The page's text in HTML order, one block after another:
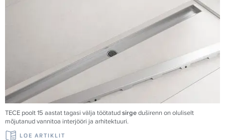
TECE poolt 15 aastat tagasi välja töötatudsirgeduširenn on oluliselt
mõjutanud vannitoa interjööri ja arhitektuuri.
LOE ARTIKLIT